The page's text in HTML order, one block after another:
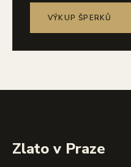
VÝKUP ŠPERKŮ
Zlato v Praze